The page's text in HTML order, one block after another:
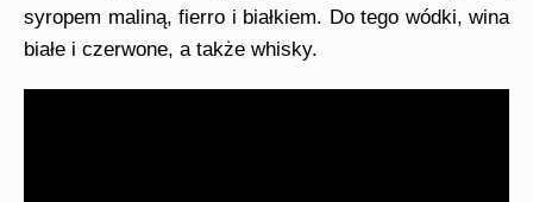
syropem maliną, fierro i białkiem. Do tego wódki, wina
białe i czerwone, a także whisky.